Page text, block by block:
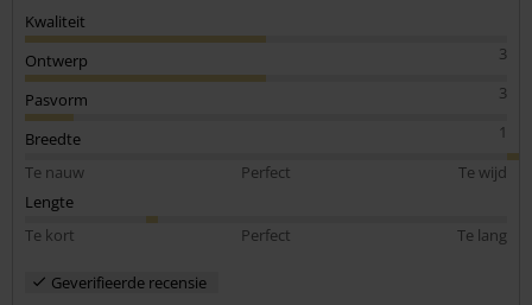
Kwaliteit
3
Ontwerp
3
Pasvorm
1
Breedte
Te nauw
Perfect
Te wijd
Lengte
Te kort
Perfect Te lang
Geverifieerde recensie